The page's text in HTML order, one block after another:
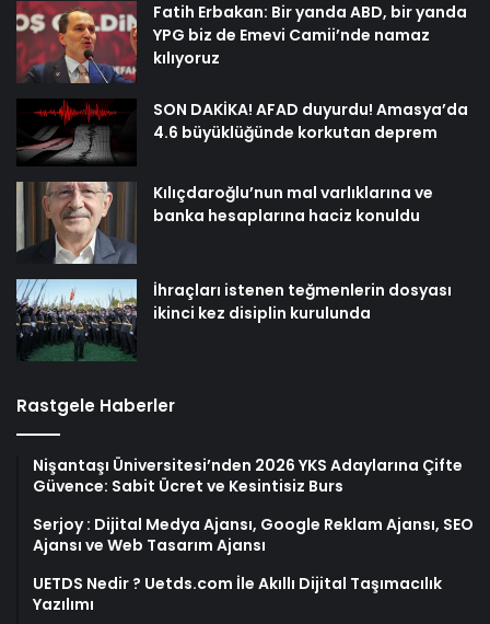
Fatih Erbakan: Bir yanda ABD, bir yanda
YPG biz de Emevi Camii’nde namaz
kılıyoruz
SON DAKİKA! AFAD duyurdu! Amasya’da
4.6 büyüklüğünde korkutan deprem
Kılıçdaroğlu’nun mal varlıklarına ve
banka hesaplarına haciz konuldu
İhraçları istenen teğmenlerin dosyası
ikinci kez disiplin kurulunda
Rastgele Haberler
Nişantaşı Üniversitesi’nden 2026 YKS Adaylarına Çifte
Güvence: Sabit Ücret ve Kesintisiz Burs
Serjoy : Dijital Medya Ajansı, Google Reklam Ajansı, SEO
Ajansı ve Web Tasarım Ajansı
UETDS Nedir ? Uetds.com İle Akıllı Dijital Taşımacılık
Yazılımı